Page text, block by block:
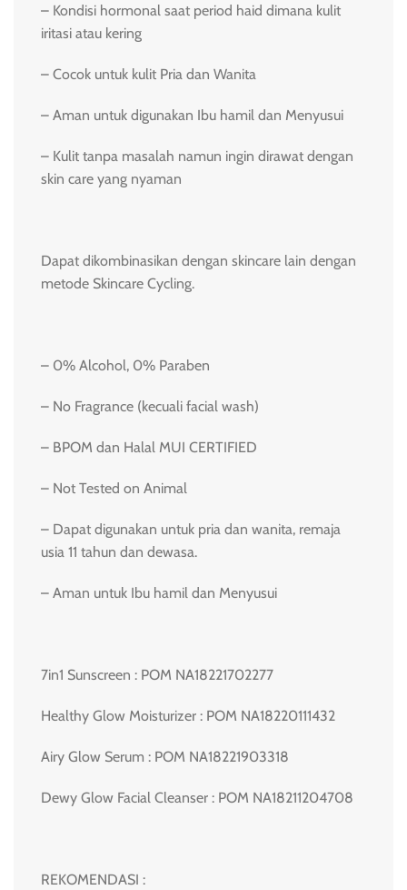
– Kondisi hormonal saat period haid dimana kulit
iritasi atau kering
– Cocok untuk kulit Pria dan Wanita
– Aman untuk digunakan Ibu hamil dan Menyusui
– Kulit tanpa masalah namun ingin dirawat dengan
skin care yang nyaman
Dapat dikombinasikan dengan skincare lain dengan
metode Skincare Cycling.
– 0% Alcohol, 0% Paraben
– No Fragrance (kecuali facial wash)
– BPOM dan Halal MUI CERTIFIED
– Not Tested on Animal
– Dapat digunakan untuk pria dan wanita, remaja
usia 11 tahun dan dewasa.
– Aman untuk Ibu hamil dan Menyusui
7in1 Sunscreen : POM NA18221702277
Healthy Glow Moisturizer : POM NA18220111432
Airy Glow Serum : POM NA18221903318
Dewy Glow Facial Cleanser : POM NA18211204708
REKOMENDASI :